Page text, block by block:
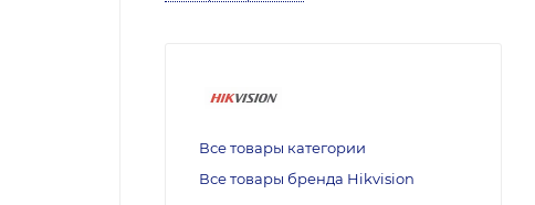
Все товары категории
Все товары бренда Hikvision